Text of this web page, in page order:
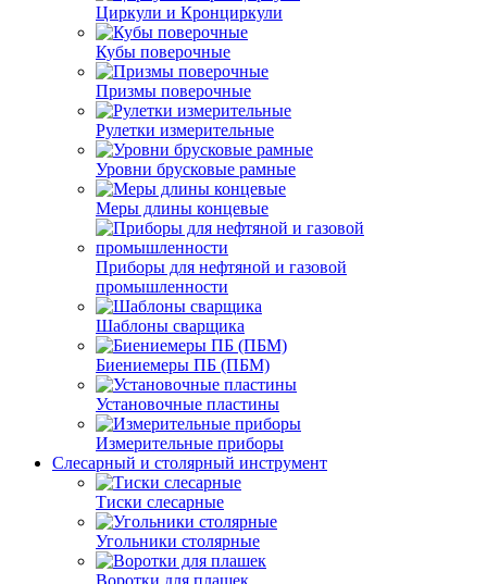
Циркули и Кронциркули
Кубы поверочные
Призмы поверочные
Рулетки измерительные
Уровни брусковые рамные
Меры длины концевые
Приборы для нефтяной и газовой
промышленности
Шаблоны сварщика
Биениемеры ПБ (ПБМ)
Установочные пластины
Измерительные приборы
Слесарный и столярный инструмент
Тиски слесарные
Угольники столярные
Воротки для плашек